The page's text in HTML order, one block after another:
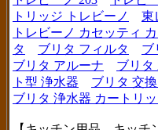
トリッジ トレビーノ
東
トレビーノ カセッティ
タ
ブリタ フィルタ ブ
ブリタ アルーナ
ブリタ
ト型 浄水器
ブリタ 交
ブリタ 浄水器 カートリ